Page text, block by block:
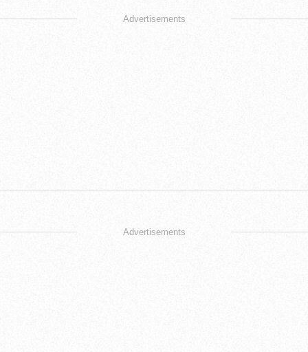
Advertisements
Advertisements